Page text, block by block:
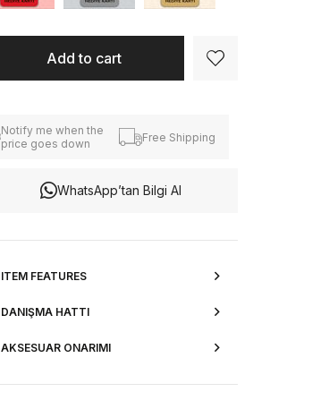
Notify me when the
price goes down
Free Shipping
WhatsApp’tan Bilgi Al
ITEM FEATURES
DANIŞMA HATTI
AKSESUAR ONARIMI